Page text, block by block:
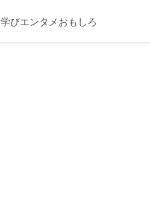
学びエンタメおもしろ